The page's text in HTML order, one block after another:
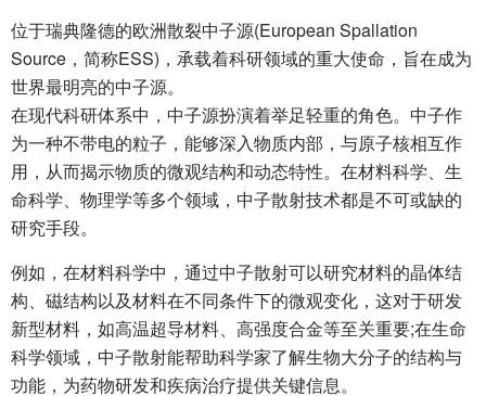
位于瑞典隆德的欧洲散裂中子源(European Spallation
Source，简称ESS)，承载着科研领域的重大使命，旨在成为
世界最明亮的中子源。
在现代科研体系中，中子源扮演着举足轻重的角色。中子作
为一种不带电的粒子，能够深入物质内部，与原子核相互作
用，从而揭示物质的微观结构和动态特性。在材料科学、生
命科学、物理学等多个领域，中子散射技术都是不可或缺的
研究手段。
例如，在材料科学中，通过中子散射可以研究材料的晶体结
构、磁结构以及材料在不同条件下的微观变化，这对于研发
新型材料，如高温超导材料、高强度合金等至关重要;在生命
科学领域，中子散射能帮助科学家了解生物大分子的结构与
功能，为药物研发和疾病治疗提供关键信息。